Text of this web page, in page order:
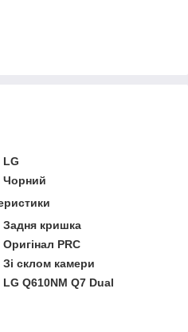
LG
Чорний
Задня кришка
Оригінал PRC
Зі склом камери
LG Q610NM Q7 Dual